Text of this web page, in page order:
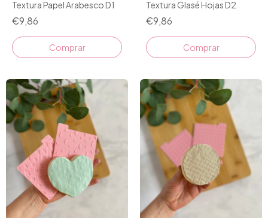
Textura Papel Arabesco D1
€9,86
Textura Glasé Hojas D2
€9,86